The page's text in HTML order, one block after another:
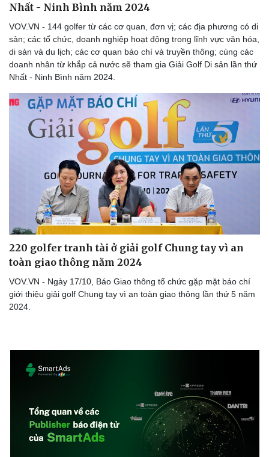
Sức khỏe
Dinh dưỡng - món ngon
Cây thuốc
Nhi khoa
Nam khoa
Làm đẹp - giảm cân
Phòng mạch online
Ăn sạch sống khỏe
Đời sống
Nhà đẹp
Blog
Nhất - Ninh Bình năm 2024
VOV.VN - 144 golfer từ các cơ quan, đơn vị; các địa phương có di
sản; các tổ chức, doanh nghiệp hoạt động trong lĩnh vực văn hóa,
di sản và du lịch; các cơ quan báo chí và truyền thông; cùng các
doanh nhân từ khắp cả nước sẽ tham gia Giải Golf Di sản lần thứ
Nhất - Ninh Bình năm 2024.
220 golfer tranh tài ở giải golf Chung tay vì an
toàn giao thông năm 2024
VOV.VN - Ngày 17/10, Báo Giao thông tổ chức gặp mặt báo chí
giới thiệu giải golf Chung tay vì an toàn giao thông lần thứ 5 năm
2024.